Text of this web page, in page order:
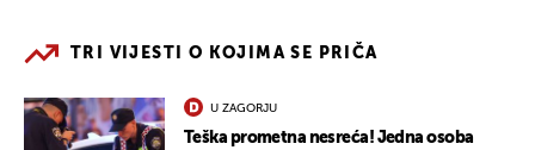
TRI VIJESTI O KOJIMA SE PRIČA
U ZAGORJU
Teška prometna nesreća! Jedna osoba